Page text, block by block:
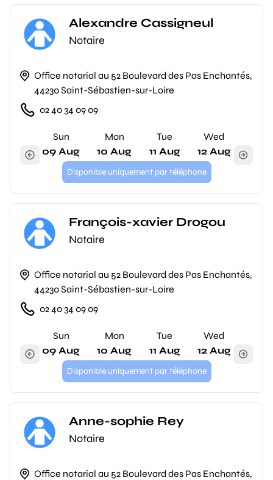
Alexandre Cassigneul
Notaire
Office notarial au 52 Boulevard des Pas Enchantés,
44230 Saint-Sébastien-sur-Loire
02 40 34 09 09
Sun
09 Aug
Mon
10 Aug
Tue
11 Aug
Wed
12 Aug
Disponible uniquement par téléphone
François-xavier Drogou
Notaire
Office notarial au 52 Boulevard des Pas Enchantés,
44230 Saint-Sébastien-sur-Loire
02 40 34 09 09
Sun
09 Aug
Mon
10 Aug
Tue
11 Aug
Wed
12 Aug
Disponible uniquement par téléphone
Anne-sophie Rey
Notaire
Office notarial au 52 Boulevard des Pas Enchantés,